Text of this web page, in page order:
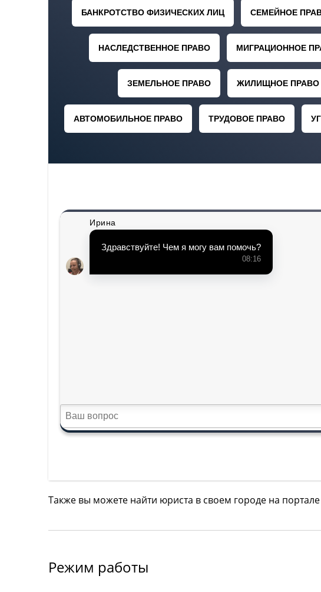
Также вы можете найти юриста в своем городе на портале
Режим работы